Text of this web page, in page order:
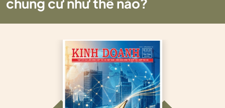
chung cư như thế nào?